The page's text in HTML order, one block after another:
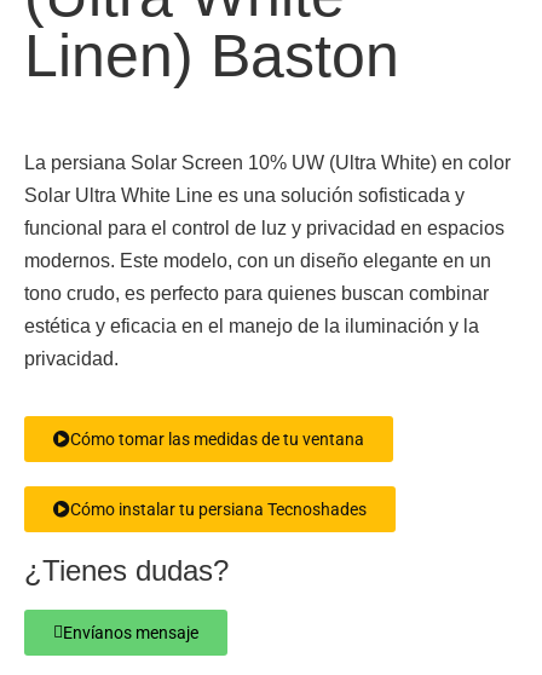
Linen) Baston
La persiana Solar Screen 10% UW (Ultra White) en color
Solar Ultra White Line es una solución sofisticada y
funcional para el control de luz y privacidad en espacios
modernos. Este modelo, con un diseño elegante en un
tono crudo, es perfecto para quienes buscan combinar
estética y eficacia en el manejo de la iluminación y la
privacidad.
Cómo tomar las medidas de tu ventana
Cómo instalar tu persiana Tecnoshades
¿Tienes dudas?
Envíanos mensaje